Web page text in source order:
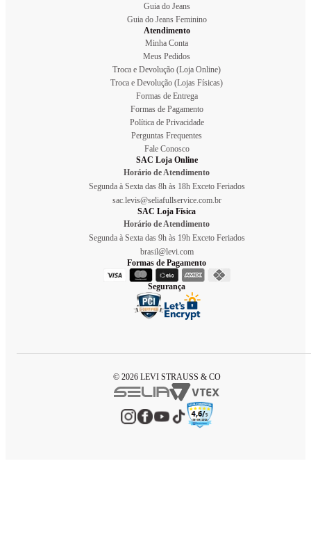
Guia do Jeans
Guia do Jeans Feminino
Atendimento
Minha Conta
Meus Pedidos
Troca e Devolução (Loja Online)
Troca e Devolução (Lojas Físicas)
Formas de Entrega
Formas de Pagamento
Política de Privacidade
Perguntas Frequentes
Fale Conosco
SAC Loja Online
Horário de Atendimento
Segunda à Sexta das 8h às 18h Exceto Feriados
sac.levis@seliafullservice.com.br
SAC Loja Física
Horário de Atendimento
Segunda à Sexta das 9h às 19h Exceto Feriados
brasil@levi.com
Formas de Pagamento
Segurança
© 2026 LEVI STRAUSS & CO